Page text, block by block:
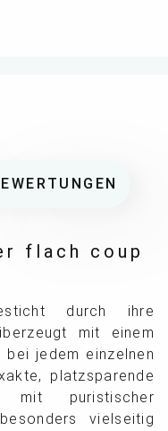
flach coup
durch ihre
mit einem
bei jedem einzelnen
platzsparende
mit puristischer
vielseitig